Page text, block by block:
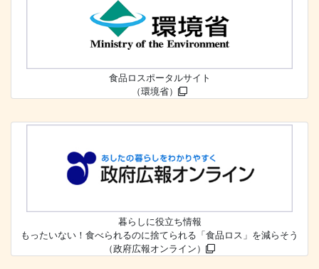
食品ロスポータルサイト
（環境省）
暮らしに役立ち情報
もったいない！食べられるのに捨てられる「食品ロス」を減らそう
（政府広報オンライン）